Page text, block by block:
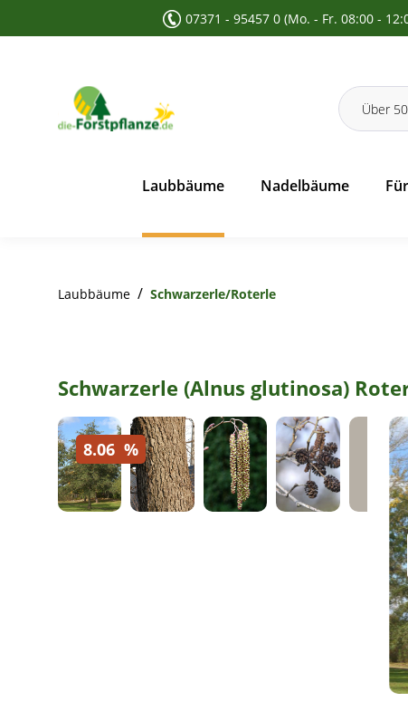
Zur Hauptnavigation springen
07371 - 95457 0 (Mo. - Fr. 08:00 -
Laubbäume Nadelbäume
Laubbäume / Schwarzerle/Roterle
Schwarzerle (Alnus glutinosa)
8.06 %